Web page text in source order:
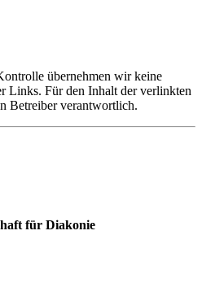
übernehmen wir keine
Links. Für den Inhalt der verlinkten
Betreiber verantwortlich.
für Diakonie